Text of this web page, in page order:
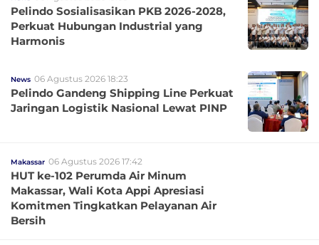
Pelindo Sosialisasikan PKB 2026-2028,
Perkuat Hubungan Industrial yang
Harmonis
News 06 Agustus 2026 18:23
Pelindo Gandeng Shipping Line Perkuat
Jaringan Logistik Nasional Lewat PINP
Makassar 06 Agustus 2026 17:42
HUT ke-102 Perumda Air Minum
Makassar, Wali Kota Appi Apresiasi
Komitmen Tingkatkan Pelayanan Air
Bersih